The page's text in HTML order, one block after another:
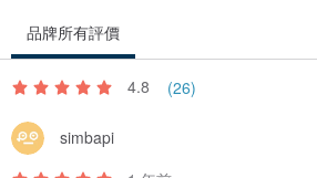
品牌所有評價
4.8 (26)
simbapi